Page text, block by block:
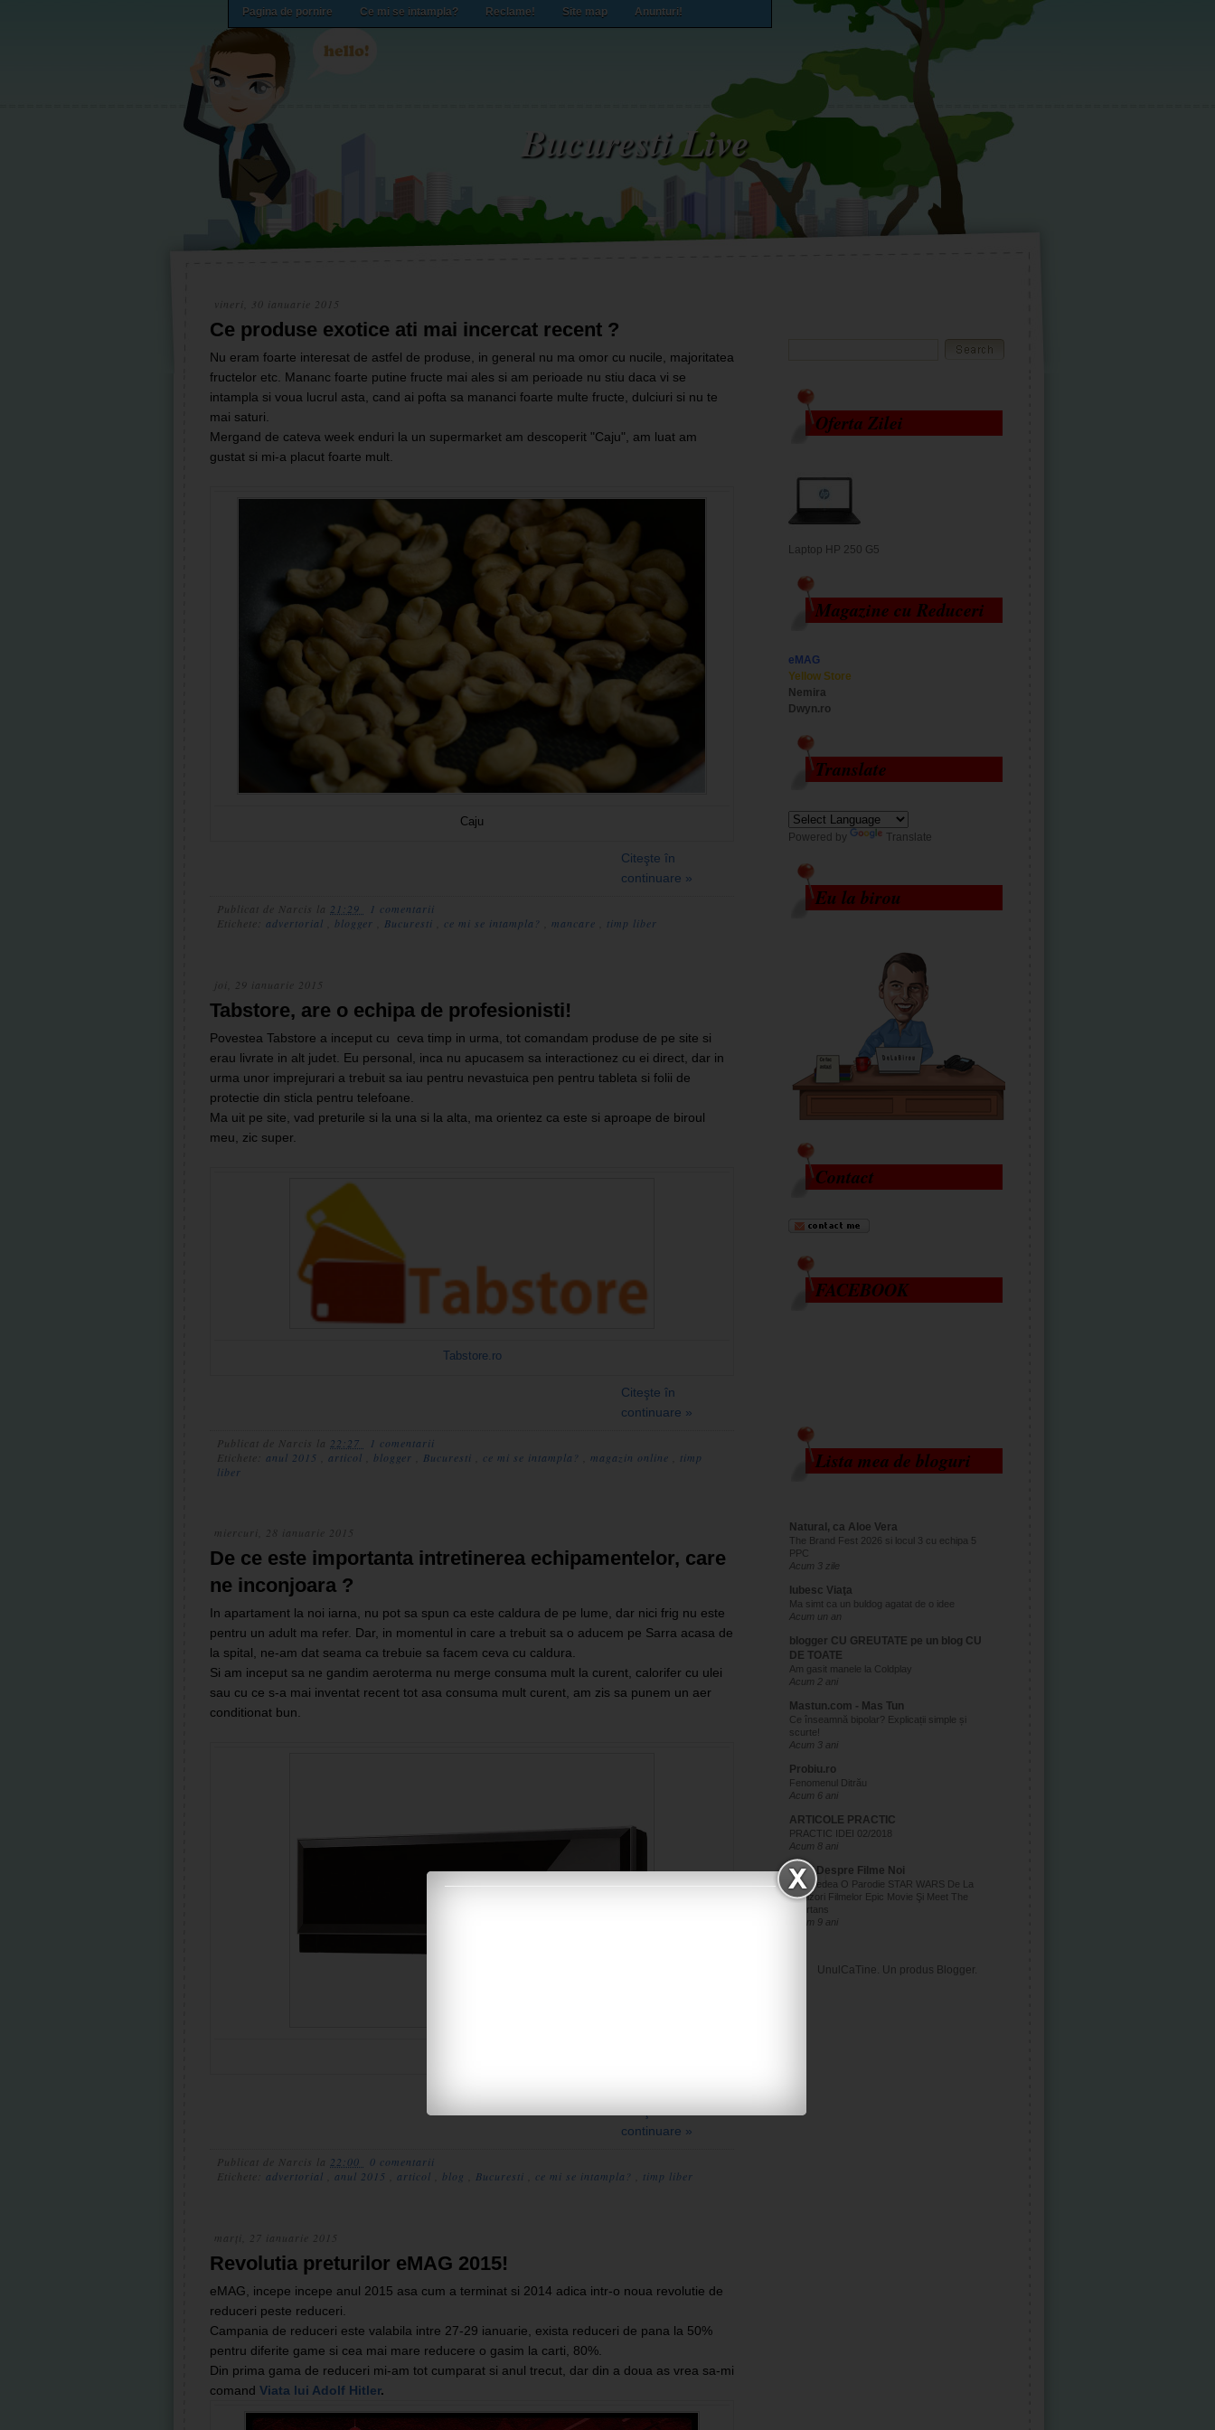
Pagina de pornire Ce mi se intampla? Reclame! Site map Anunturi!
Bucuresti Live
vineri, 30 ianuarie 2015
Ce produse exotice ati mai incercat recent ?
Nu eram foarte interesat de astfel de produse, in general nu ma omor cu nucile, majoritatea
fructelor etc. Mananc foarte putine fructe mai ales si am perioade nu stiu daca vi se
intampla si voua lucrul asta, cand ai pofta sa mananci foarte multe fructe, dulciuri si nu te
mai saturi.
Mergand de cateva week enduri la un supermarket am descoperit "Caju", am luat am
gustat si mi-a placut foarte mult.
Caju
Citeşte în
continuare »
Publicat de Narcis la 21:29
1 comentarii
Etichete: advertorial blogger Bucuresti ce mi se intampla? mancare timp liber
joi, 29 ianuarie 2015
Tabstore, are o echipa de profesionisti!
Povestea Tabstore a inceput cu ceva timp in urma, tot comandam produse de pe site si
erau livrate in alt judet. Eu personal, inca nu apucasem sa interactionez cu ei direct, dar in
urma unor imprejurari a trebuit sa iau pentru nevastuica pen pentru tableta si folii de
protectie din sticla pentru telefoane.
Ma uit pe site, vad preturile si la una si la alta, ma orientez ca este si aproape de biroul
meu, zic super.
Tabstore.ro
Citeşte în
continuare »
Publicat de Narcis la 22:27
1 comentarii
Etichete: anul 2015 articol blogger Bucuresti ce mi se intampla? magazin online
timp
liber
miercuri, 28 ianuarie 2015
De ce este importanta intretinerea echipamentelor, care
ne inconjoara ?
In apartament la noi iarna, nu pot sa spun ca este caldura de pe lume, dar nici frig nu este
pentru un adult ma refer. Dar, in momentul in care a trebuit sa o aducem pe Sarra acasa de
la spital, ne-am dat seama ca trebuie sa facem ceva cu caldura.
Si am inceput sa ne gandim aeroterma nu merge consuma mult la curent, calorifer cu ulei
sau cu ce s-a mai inventat recent tot asa consuma mult curent, am zis sa punem un aer
conditionat bun.
continuare »
Publicat de Narcis la 22:00
0 comentarii
Etichete: advertorial anul 2015 articol blog Bucuresti ce mi se intampla? timp liber
marți, 27 ianuarie 2015
Revolutia preturilor eMAG 2015!
eMAG, incepe incepe anul 2015 asa cum a terminat si 2014 adica intr-o noua revolutie de
reduceri peste reduceri.
Campania de reduceri este valabila intre 27-29 ianuarie, exista reduceri de pana la 50%
pentru diferite game si cea mai mare reducere o gasim la carti, 80%.
Din prima gama de reduceri mi-am tot cumparat si anul trecut, dar din a doua as vrea sa-mi
comand Viata lui Adolf Hitler.
Oferta Zilei
Laptop HP 250 G5
Magazine cu Reduceri
eMAG
Yellow Store
Nemira
Dwyn.ro
Translate
Powered by Translate
Eu la birou
Contact
FACEBOOK
Lista mea de bloguri
Natural, ca Aloe Vera
The Brand Fest 2026 si locul 3 cu echipa 5
PPC
Acum 3 zile
Iubesc Viaţa
Ma simt ca un buldog agatat de o idee
Acum un an
blogger CU GREUTATE pe un blog CU
DE TOATE
Am gasit manele la Coldplay
Acum 2 ani
Mastun.com - Mas Tun
Ce înseamnă bipolar? Explicații simple și
scurte!
Acum 3 ani
Probiu.ro
Fenomenul Ditrău
Acum 6 ani
ARTICOLE PRACTIC
PRACTIC IDEI 02/2018
Acum 8 ani
Totul Despre Filme Noi
Vom Vedea O Parodie STAR WARS De La
Regizori Filmelor Epic Movie Şi Meet The
Spartans
Acum 9 ani
UnulCaTine. Un produs Blogger.